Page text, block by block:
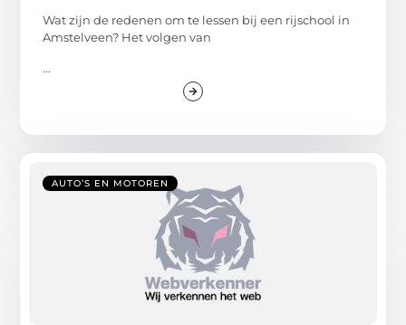
Wat zijn de redenen om te lessen bij een rijschool in
Amstelveen? Het volgen van
...
AUTO’S EN MOTOREN